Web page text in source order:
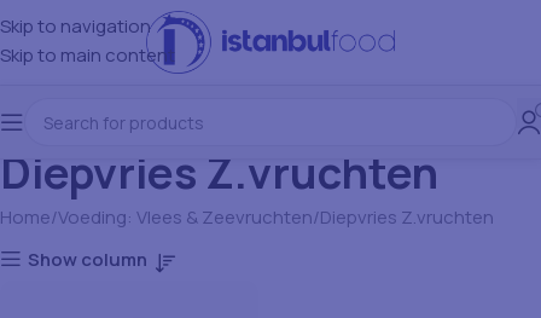
Skip to navigation
Skip to main content
Diepvries Z.vruchten
Home Voeding: Vlees & Zeevruchten Diepvries Z.vruchten
Show column